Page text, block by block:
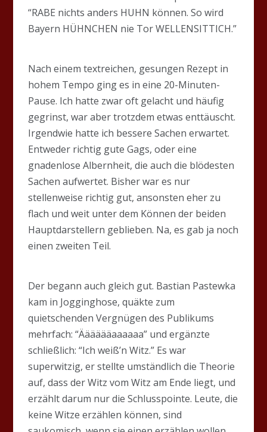
“RABE nichts anders HUHN können. So wird
Bayern HÜHNCHEN nie Tor WELLENSITTICH.”
Nach einem textreichen, gesungen Rezept in
hohem Tempo ging es in eine 20-Minuten-
Pause. Ich hatte zwar oft gelacht und häufig
gegrinst, war aber trotzdem etwas enttäuscht.
Irgendwie hatte ich bessere Sachen erwartet.
Entweder richtig gute Gags, oder eine
gnadenlose Albernheit, die auch die blödesten
Sachen aufwertet. Bisher war es nur
stellenweise richtig gut, ansonsten eher zu
flach und weit unter dem Können der beiden
Hauptdarstellern geblieben. Na, es gab ja noch
einen zweiten Teil.
Der begann auch gleich gut. Bastian Pastewka
kam in Jogginghose, quäkte zum
quietschenden Vergnügen des Publikums
mehrfach: “Ääääääaaaaaa” und ergänzte
schließlich: “Ich weiß’n Witz.” Es war
superwitzig, er stellte umständlich die Theorie
auf, dass der Witz vom Witz am Ende liegt, und
erzählt darum nur die Schlusspointe. Leute, die
keine Witze erzählen können, sind